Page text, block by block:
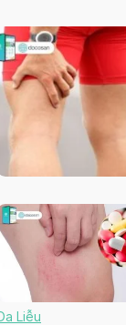
Liễu